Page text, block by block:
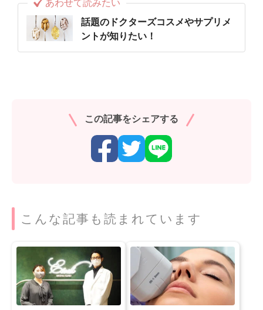
あわせて読みたい
話題のドクターズコスメやサプリメ
ントが知りたい！
この記事をシェアする
こんな記事も読まれています